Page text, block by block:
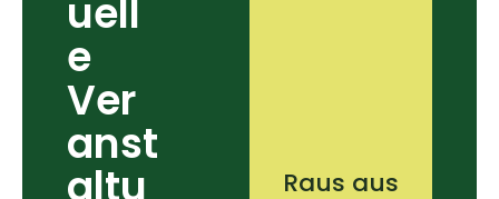
uell
e
Ver
anst
altu
Raus aus